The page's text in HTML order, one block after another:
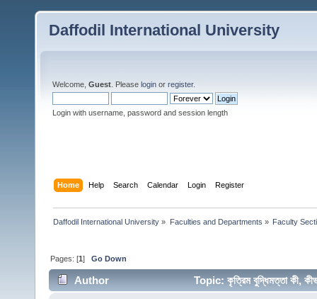
Daffodil International University
Welcome, Guest . Please login or register.
Login with username, password and session length
Home Help Search Calendar Login Register
Daffodil International University » Faculties and Departments » Faculty
Pages: [1]Go Down
Author Topic: কৃত্রিম বুদ্ধিমত্তা কী,